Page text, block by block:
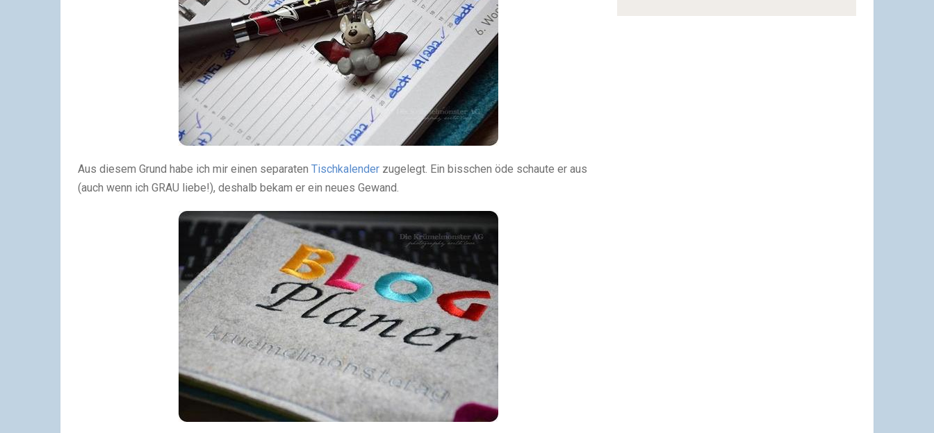
Aus diesem Grund habe ich mir einen separaten Tischkalender zugelegt. Ein bisschen öde schaute er aus
(auch wenn ich GRAU liebe!), deshalb bekam er ein neues Gewand.